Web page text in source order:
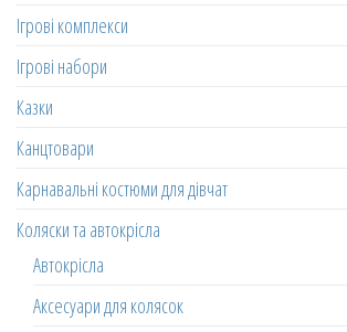
Ігрові комплекси
Ігрові набори
Казки
Канцтовари
Карнавальні костюми для дівчат
Коляски та автокрісла
Автокрісла
Аксесуари для колясок